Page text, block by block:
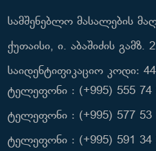
სამშენებლო მასალების
ქუთაისი, ი. აბაშიძის გამზ.
საიდენტიფიკაციო კოდი:
ტელეფონი : (+995) 555 74
ტელეფონი : (+995) 577 53
ტელეფონი : (+995) 591 34